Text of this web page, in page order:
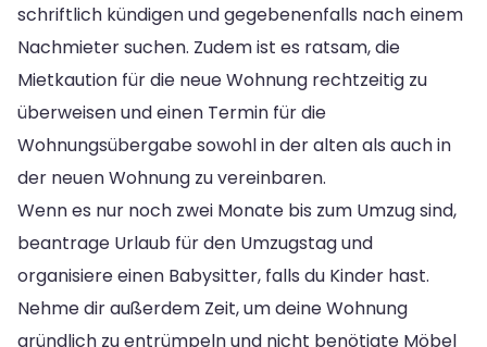
schriftlich kündigen und gegebenenfalls nach einem
Nachmieter suchen. Zudem ist es ratsam, die
Mietkaution für die neue Wohnung rechtzeitig zu
überweisen und einen Termin für die
Wohnungsübergabe sowohl in der alten als auch in
der neuen Wohnung zu vereinbaren.
Wenn es nur noch zwei Monate bis zum Umzug sind,
beantrage Urlaub für den Umzugstag und
organisiere einen Babysitter, falls du Kinder hast.
Nehme dir außerdem Zeit, um deine Wohnung
gründlich zu entrümpeln und nicht benötigte Möbel